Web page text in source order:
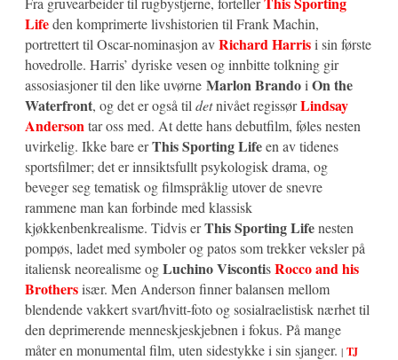
Lifeden komprimerte livshistorien til Frank Machin,
portrettert til Oscar-nominasjon avRichard Harrisi sin første
hovedrolle. Harris’ dyriske vesen og innbitte tolkning gir
assosiasjoner til den like uvørne Marlon Brandoi On the
Waterfront, og det er også til detnivået regissørLindsay
Andersontar oss med. At dette hans debutfilm, føles nesten
uvirkelig. Ikke bare erThis Sporting Lifeen av tidenes
sportsfilmer; det er innsiktsfullt psykologisk drama, og
beveger seg tematisk og filmspråklig utover de snevre
rammene man kan forbinde med klassisk
kjøkkenbenkrealisme. Tidvis erThis Sporting Lifenesten
pompøs, ladet med symboler og patos som trekker veksler på
italiensk neorealisme ogLuchino ViscontisRocco and his
Brothersisær. Men Anderson finner balansen mellom
blendende vakkert svart/hvitt-foto og sosialraelistisk nærhet til
den deprimerende menneskjeskjebnen i fokus. På mange
måter en monumental film, uten sidestykke i sin sjanger. | TJ